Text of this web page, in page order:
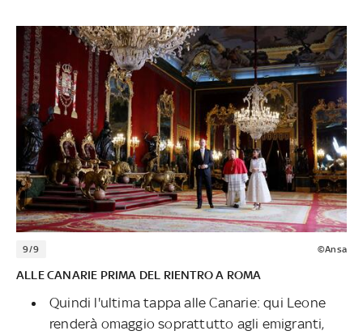
9/9 ©Ansa
ALLE CANARIE PRIMA DEL RIENTRO A ROMA
Quindi l'ultima tappa alle Canarie: qui Leone
renderà omaggio soprattutto agli emigranti,